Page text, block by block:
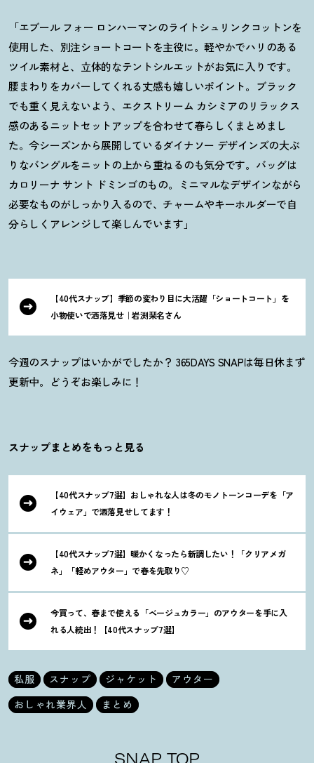
「エブール フォー ロンハーマンのライトシュリンクコットンを
使用した、別注ショートコートを主役に。軽やかでハリのある
ツイル素材と、立体的なテントシルエットがお気に入りです。
腰まわりをカバーしてくれる丈感も嬉しいポイント。ブラック
でも重く見えないよう、エクストリーム カシミアのリラックス
感のあるニットセットアップを合わせて春らしくまとめまし
た。今シーズンから展開しているダイナソー デザインズの大ぶ
りなバングルをニットの上から重ねるのも気分です。バッグは
カロリーナ サント ドミンゴのもの。ミニマルなデザインながら
必要なものがしっかり入るので、チャームやキーホルダーで自
分らしくアレンジして楽しんでいます」
【40代スナップ】季節の変わり目に大活躍「ショートコート」を
小物使いで洒落見せ｜岩渕栞名さん
今週のスナップはいかがでしたか？ 365DAYS SNAPは毎日休まず
更新中。どうぞお楽しみに ！
スナップまとめをもっと見る
【40代スナップ7選】おしゃれな人は冬のモノトーンコーデを「ア
イウェア」で洒落見せしてます ！
【40代スナップ7選】暖かくなったら新調したい ！
「クリアメガ
ネ」「軽めアウター」で春を先取り♡
今買って、春まで使える「ベージュカラー」のアウターを手に入
れる人続出 ！ 【40代スナップ7選】
私服 スナップ ジャケット
アウター
おしゃれ業界人
まとめ
SNAP TOP